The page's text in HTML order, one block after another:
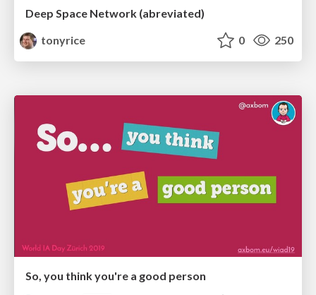
Deep Space Network (abreviated)
tonyrice
0 250
So, you think you're a good person